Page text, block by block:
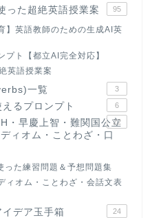
った超絶英語授業案 95
】英語教師のための生成AI英
プト【都立AI完全対応】
英語授業案
一覧 3
るプロンプト 6
・早慶上智・難関国公立
ィオム・ことわざ・口
22
った練習問題＆予想問題集
ィオム・ことわざ・会話文表
デア玉手箱 24